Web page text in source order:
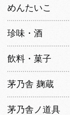
めんたいこ
珍味・酒
飲料・菓子
茅乃舎 麹蔵
茅乃舎ノ道具